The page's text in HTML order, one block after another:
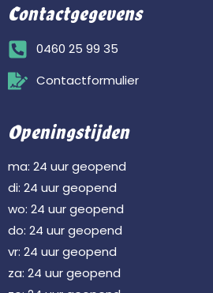
Contactgegevens
0460 25 99 35
Contactformulier
Openingstijden
ma: 24 uur geopend
di: 24 uur geopend
wo: 24 uur geopend
do: 24 uur geopend
vr: 24 uur geopend
za: 24 uur geopend